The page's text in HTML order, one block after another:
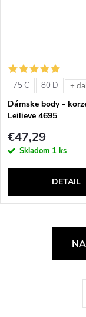
75 C 80 D +
Dámske body -
Leilieve 4695
€47,29
Skladom 1 ks
DETAIL